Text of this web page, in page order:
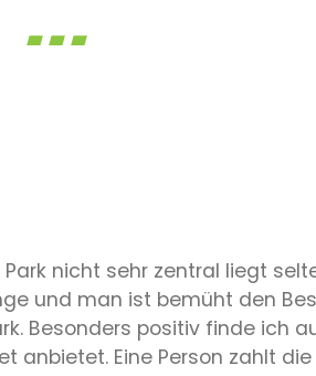
nicht sehr zentral liegt
und man ist bemüht den
Besonders positiv finde ich
anbietet. Eine Person zahlt